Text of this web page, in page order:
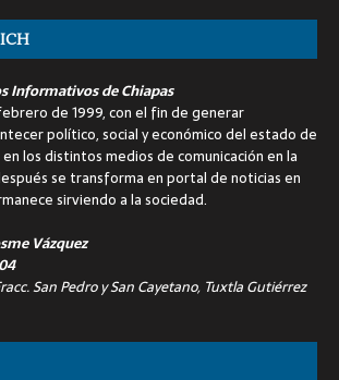
Informativos de Chiapas
de 1999, con el fin de generar
político, social y económico del estado de
los distintos medios de comunicación en la
se transforma en portal de noticias en
sirviendo a la sociedad.
Vázquez
San Pedro y San Cayetano, Tuxtla Gutiérrez